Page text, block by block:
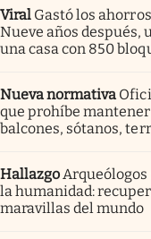
Viral Gastó los
Nueve años después,
una casa con 850
Nueva normativa
que prohíbe
balcones, sótanos,
HallazgoArqueólogos
la humanidad:
maravillas del mundo